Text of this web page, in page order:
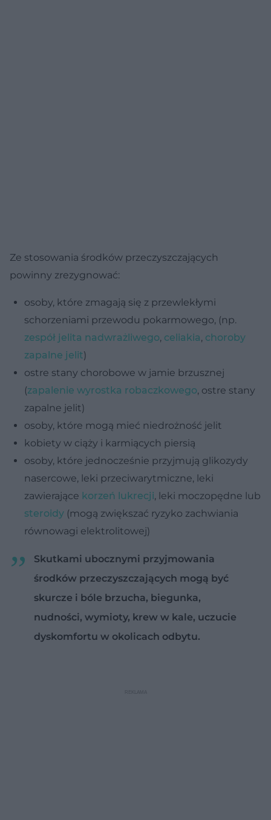
Ze stosowania środków przeczyszczających
powinny zrezygnować:
osoby, które zmagają się z przewlekłymi
schorzeniami przewodu pokarmowego, (np.
zespół jelita nadwrażliwego, celiakia, choroby
zapalne jelit)
ostre stany chorobowe w jamie brzusznej
(zapalenie wyrostka robaczkowego, ostre stany
zapalne jelit)
osoby, które mogą mieć niedrożność jelit
kobiety w ciąży i karmiących piersią
osoby, które jednocześnie przyjmują glikozydy
nasercowe, leki przeciwarytmiczne, leki
zawierające korzeń lukrecji, leki moczopędne lub
steroidy (mogą zwiększać ryzyko zachwiania
równowagi elektrolitowej)
Skutkami ubocznymi przyjmowania
środków przeczyszczających mogą być
skurcze i bóle brzucha, biegunka,
nudności, wymioty, krew w kale, uczucie
dyskomfortu w okolicach odbytu.